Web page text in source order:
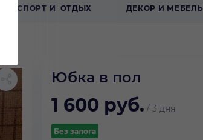
СПОРТ И ОТДЫХ ДЕКОР И МЕБЕЛЬ
Юбка в пол
1 600 руб. / 3 дня
Без залога